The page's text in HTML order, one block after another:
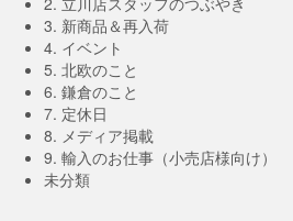
3. 新商品＆再入荷
4. イベント
5. 北欧のこと
6. 鎌倉のこと
7. 定休日
8. メディア掲載
9. 輸入のお仕事（小売店様向け）
未分類